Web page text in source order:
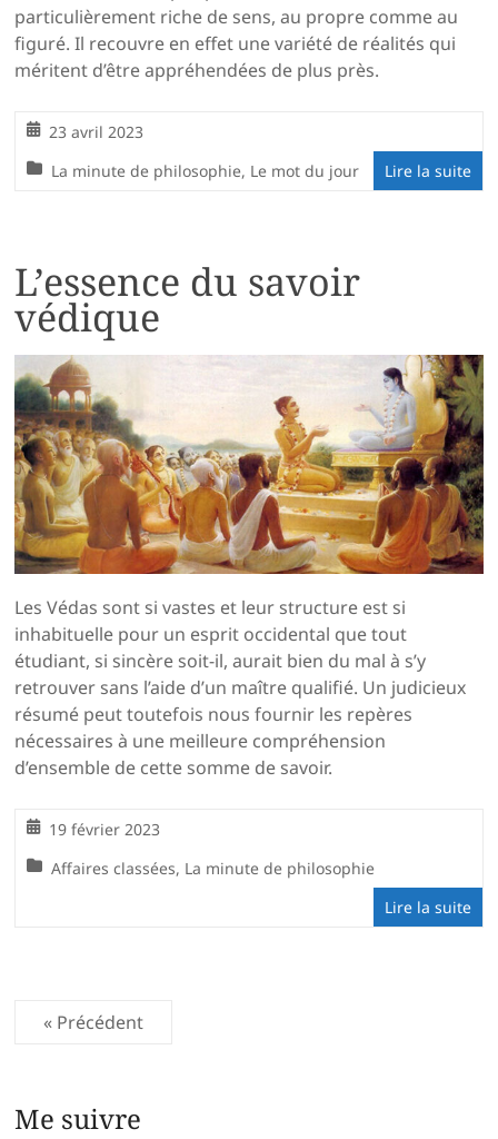
particulièrement riche de sens, au propre comme au
figuré. Il recouvre en effet une variété de réalités qui
méritent d’être appréhendées de plus près.
23 avril 2023
La minute de philosophie, Le mot du jour Lire la suite
L’essence du savoir
védique
Les Védas sont si vastes et leur structure est si
inhabituelle pour un esprit occidental que tout
étudiant, si sincère soit-il, aurait bien du mal à s’y
retrouver sans l’aide d’un maître qualifié. Un judicieux
résumé peut toutefois nous fournir les repères
nécessaires à une meilleure compréhension
d’ensemble de cette somme de savoir.
19 février 2023
Affaires classées, La minute de philosophie
Lire la suite
« Précédent
Me suivre